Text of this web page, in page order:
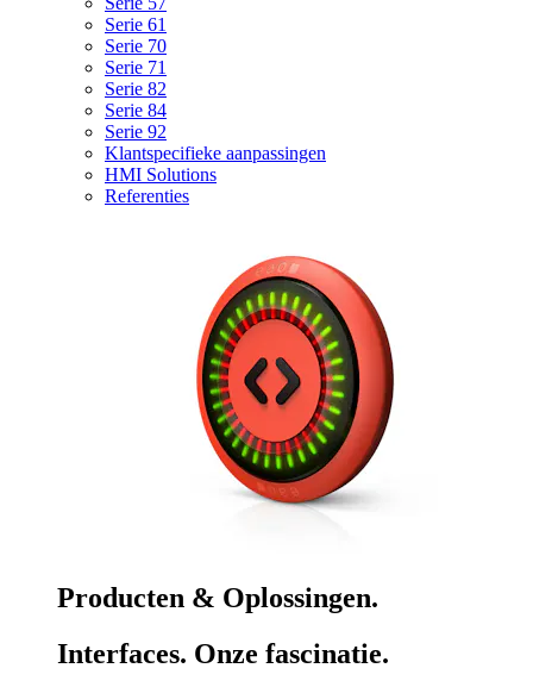
Serie 61
Serie 70
Serie 71
Serie 82
Serie 84
Serie 92
Klantspecifieke aanpassingen
HMI Solutions
Referenties
Producten & Oplossingen.
Interfaces. Onze fascinatie.